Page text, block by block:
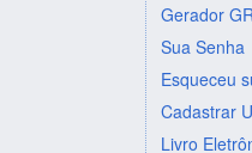
Gerador
Sua Senha
Esqueceu
Cadastrar
Livro